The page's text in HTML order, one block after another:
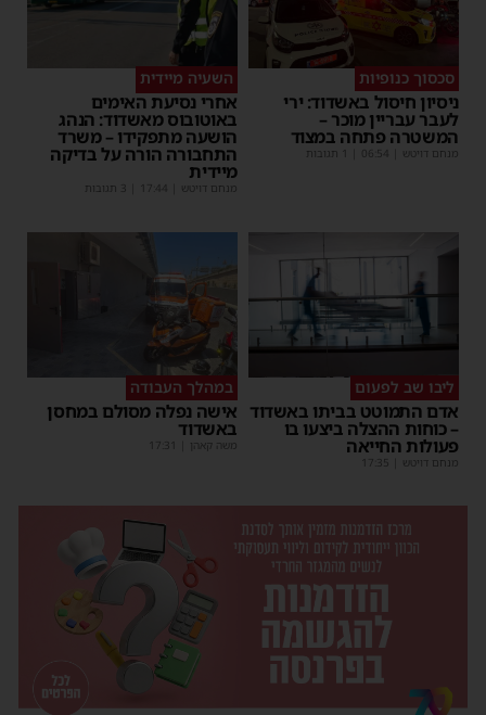
סכסוך כנופיות
ניסיון חיסול באשדוד: ירי
לעבר עבריין מוכר –
המשטרה פתחה במצוד
מנחם דויטש 06:54
השעיה מיידית
אחרי נסיעת האימים
באוטובוס מאשדוד: הנהג
הושעה מתפקידו – משרד
התחבורה הורה על בדיקה
מיידית
מנחם דויטש 17:44
ליבו שב לפעום
אדם התמוטט בביתו באשדוד
– כוחות ההצלה ביצעו בו
פעולות החייאה
מנחם דויטש 17:35
במהלך העבודה
אישה נפלה מסולם במחסן
באשדוד
משה קאהן 17:31